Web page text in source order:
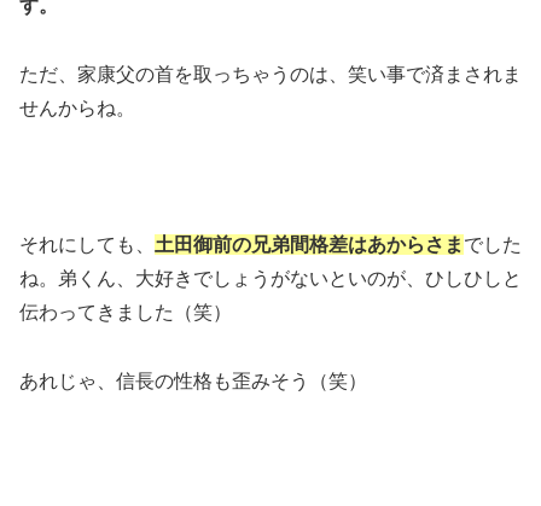
す。
ただ、家康父の首を取っちゃうのは、笑い事で済まされま
せんからね。
それにしても、 土田御前の兄弟間格差はあからさま でした
ね。弟くん、大好きでしょうがないといのが、ひしひしと
伝わってきました（笑）
あれじゃ、信長の性格も歪みそう（笑）